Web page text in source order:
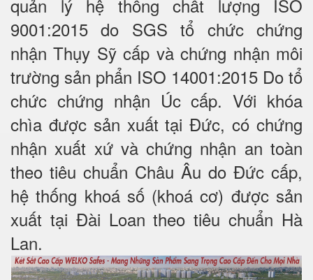
quản lý hệ thống chất lượng ISO
9001:2015 do SGS tổ chức chứng
nhận Thụy Sỹ cấp và chứng nhận môi
trường sản phẩn ISO 14001:2015 Do tổ
chức chứng nhận Úc cấp. Với khóa
chìa được sản xuất tại Đức, có chứng
nhận xuất xứ và chứng nhận an toàn
theo tiêu chuẩn Châu Âu do Đức cấp,
hệ thống khoá số (khoá cơ) được sản
xuất tại Đài Loan theo tiêu chuẩn Hà
Lan.